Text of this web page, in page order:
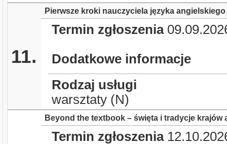
11.
Pierwsze kroki nauczyciela języka
Termin zgłoszenia
Dodatkowe informacje
Rodzaj usługi
warsztaty (N)
Beyond the textbook – święta i tradycje
Termin zgłoszenia